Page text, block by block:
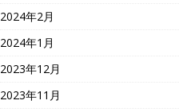
2024年2月
2024年1月
2023年12月
2023年11月